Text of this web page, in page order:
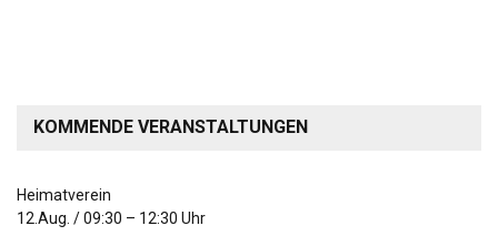
KOMMENDE VERANSTALTUNGEN
Heimatverein
12.Aug. /09:30 – 12:30 Uhr